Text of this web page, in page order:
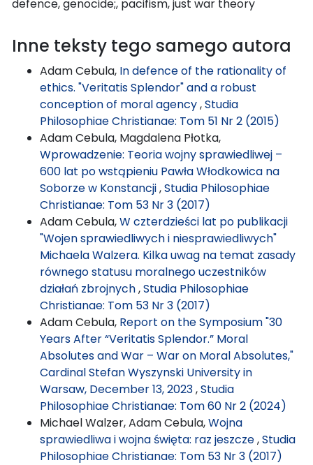
defence, genocide;, pacifism, just war theory
Inne teksty tego samego autora
Adam Cebula, In defence of the rationality of
ethics. "Veritatis Splendor" and a robust
conception of moral agency,Studia
Philosophiae Christianae: Tom 51 Nr 2 (2015)
Adam Cebula, Magdalena Płotka,
Wprowadzenie: Teoria wojny sprawiedliwej –
600 lat po wstąpieniu Pawła Włodkowica na
Soborze w Konstancji,Studia Philosophiae
Christianae: Tom 53 Nr 3 (2017)
Adam Cebula,W czterdzieści lat po publikacji
"Wojen sprawiedliwych i niesprawiedliwych"
Michaela Walzera. Kilka uwag na temat zasady
równego statusu moralnego uczestników
działań zbrojnych,Studia Philosophiae
Christianae: Tom 53 Nr 3 (2017)
Adam Cebula, Report on the Symposium "30
Years After “Veritatis Splendor.” Moral
Absolutes and War – War on Moral Absolutes,"
Cardinal Stefan Wyszynski University in
Warsaw, December 13, 2023,Studia
Philosophiae Christianae: Tom 60 Nr 2 (2024)
Michael Walzer, Adam Cebula,Wojna
sprawiedliwa i wojna święta: raz jeszcze,Studia
Philosophiae Christianae: Tom 53 Nr 3 (2017)